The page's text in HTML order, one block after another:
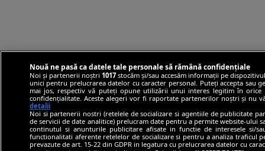
Nouă ne pasă ca datele tale personale să rămână confidențiale
Noi și partenerii noștri 1017stocăm și/sau accesăm informații pe
unici pentru prelucrarea datelor cu caracter personal. Puteți accepta sau
mai jos, respectiv vă puteți opune utilizării unui interes legitim în
confidențialitate. Aceste alegeri vor fi raportate partenerilor noștri și nu
detalii
Noi si partenerii nostri (retelele de socializare si agentiile de publicitate
de servicii de date analitice) prelucram date pentru a permite website-ului
continutul si anunturile publicitare afisate in functie de interesele si/
functionalitati aferente retelelor de socializare si pentru a analiza traficul
prevazute de art. 15-22 din GDPR in legatura cu prelucrarea datelor cu